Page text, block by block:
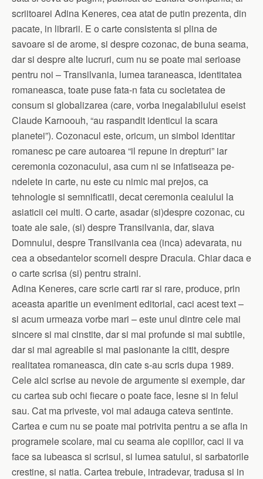
scriitoarei Adina Keneres, cea atat de putin prezenta, din
pacate, in librarii. E o carte consistenta si plina de
savoare si de arome, si despre cozonac, de buna seama,
dar si despre alte lucruri, cum nu se poate mai serioase
pentru noi – Transilvania, lumea taraneasca, identitatea
romaneasca, toate puse fata-n fata cu societatea de
consum si globalizarea (care, vorba inegalabilului eseist
Claude Karnoouh, “au raspandit identicul la scara
planetei”). Cozonacul este, oricum, un simbol identitar
romanesc pe care autoarea “il repune in drepturi” iar
ceremonia cozonacului, asa cum ni se infatiseaza pe-
ndelete in carte, nu este cu nimic mai prejos, ca
tehnologie si semnificatii, decat ceremonia ceaiului la
asiaticii cei multi. O carte, asadar (si)despre cozonac, cu
toate ale sale, (si) despre Transilvania, dar, slava
Domnului, despre Transilvania cea (inca) adevarata, nu
cea a obsedantelor scorneli despre Dracula. Chiar daca e
o carte scrisa (si) pentru straini.
Adina Keneres, care scrie carti rar si rare, produce, prin
aceasta aparitie un eveniment editorial, caci acest text –
si acum urmeaza vorbe mari – este unul dintre cele mai
sincere si mai cinstite, dar si mai profunde si mai subtile,
dar si mai agreabile si mai pasionante la citit, despre
realitatea romaneasca, din cate s-au scris dupa 1989.
Cele aici scrise au nevoie de argumente si exemple, dar
cu cartea sub ochi fiecare o poate face, lesne si in felul
sau. Cat ma priveste, voi mai adauga cateva sentinte.
Cartea e cum nu se poate mai potrivita pentru a se afla in
programele scolare, mai cu seama ale copiilor, caci ii va
face sa iubeasca si scrisul, si lumea satului, si sarbatorile
crestine, si natia. Cartea trebuie, intradevar, tradusa si in